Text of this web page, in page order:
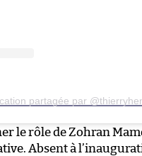
partagée par
le rôle de Zohran
Absent à